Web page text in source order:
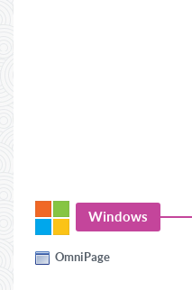
Windows
OmniPage